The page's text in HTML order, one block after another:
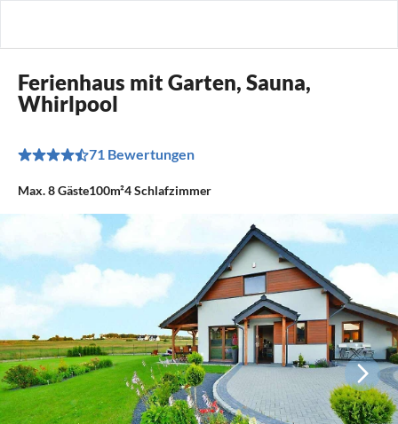
Ferienhaus mit Garten, Sauna,
Whirlpool
71 Bewertungen
Max.8Gäste100m²4Schlafzimmer